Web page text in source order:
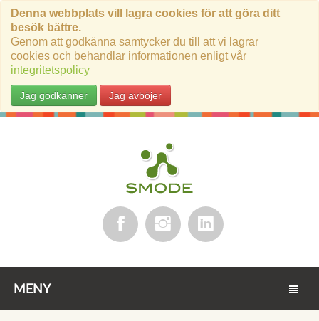
Denna webbplats vill lagra cookies för att göra ditt
besök bättre.
Genom att godkänna samtycker du till att vi lagrar
cookies och behandlar informationen enligt vår
integritetspolicy
Jag godkänner Jag avböjer
MENY